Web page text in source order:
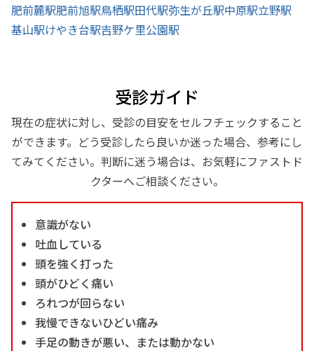
肥前麓駅肥前旭駅鳥栖駅田代駅弥生が丘駅中原駅立野駅
基山駅けやき台駅吉野ケ里公園駅
受診ガイド
現在の症状に対し、受診の目安をセルフチェックすること
ができます。どう受診したら良いか迷った場合、参考にし
てみてください。判断に迷う場合は、お気軽にファストド
クターへご相談ください。
意識がない
吐血している
頭を強く打った
頭がひどく痛い
ろれつが回らない
我慢できないひどい痛み
手足の動きが悪い、または動かない